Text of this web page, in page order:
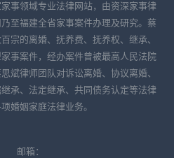
事领域专业法律网站，由资深家事律
至福建全省家事案件办理及研究。蔡
宗的离婚、抚养费、抚养权、继承、
事案件，经办案件曾被最高人民法院
斌律师团队对诉讼离婚、协议离婚、
承、法定继承、共同债务认定等法律
婚姻家庭法律业务。
邮箱：